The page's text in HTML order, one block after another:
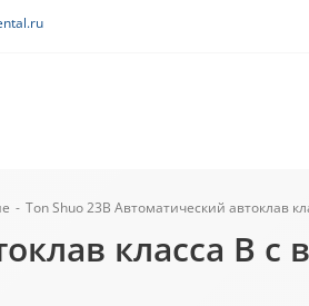
- Ton Shuo 23B Автоматический автоклав
класса B